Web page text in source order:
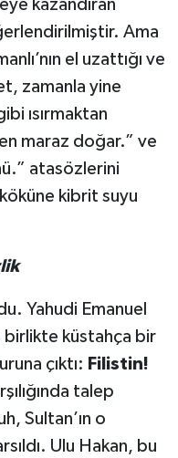
kazandıran
Ama
el uzattığı ve
zamanla yine
ısırmaktan
maraz doğar.” ve
atasözlerini
köküne kibrit suyu
Yahudi Emanuel
birlikte küstahça bir
çıktı: Filistin!
talep
Sultan’ın o
Ulu Hakan, bu